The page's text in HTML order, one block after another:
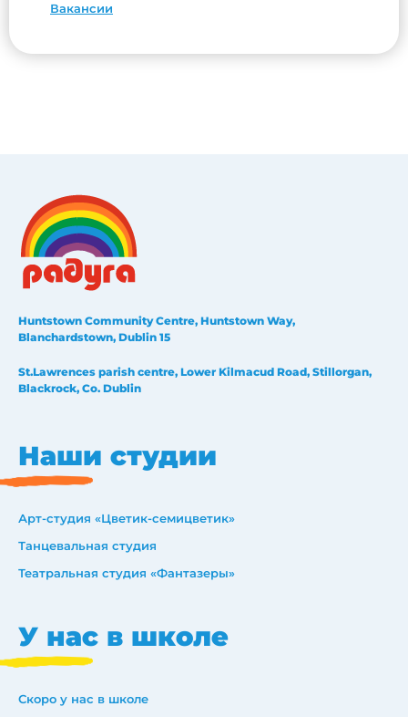
Вакансии
Huntstown Community Centre, Huntstown Way,
Blanchardstown, Dublin 15
St.Lawrences parish centre, Lower Kilmacud Road, Stillorgan,
Blackrock, Co. Dublin
Наши студии
Арт-студия «Цветик-семицветик»
Танцевальная студия
Театральная студия «Фантазеры»
У нас в школе
Скоро у нас в школе